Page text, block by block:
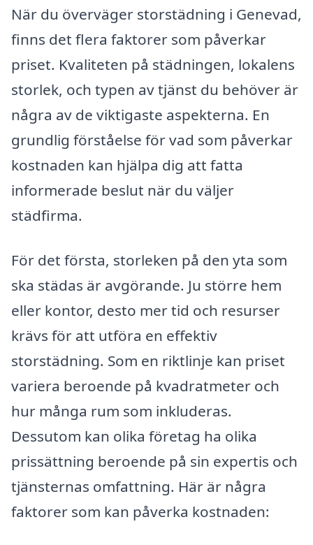
När du överväger storstädning i Genevad,
finns det flera faktorer som påverkar
priset. Kvaliteten på städningen, lokalens
storlek, och typen av tjänst du behöver är
några av de viktigaste aspekterna. En
grundlig förståelse för vad som påverkar
kostnaden kan hjälpa dig att fatta
informerade beslut när du väljer
städfirma.
För det första, storleken på den yta som
ska städas är avgörande. Ju större hem
eller kontor, desto mer tid och resurser
krävs för att utföra en effektiv
storstädning. Som en riktlinje kan priset
variera beroende på kvadratmeter och
hur många rum som inkluderas.
Dessutom kan olika företag ha olika
prissättning beroende på sin expertis och
tjänsternas omfattning. Här är några
faktorer som kan påverka kostnaden: